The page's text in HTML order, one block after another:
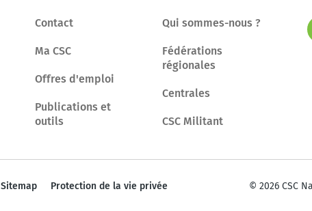
Contact
Ma CSC
Offres d'emploi
Publications et
outils
Qui sommes-nous ?
Fédérations
régionales
Centrales
CSC Militant
Sitemap Protection de la vie privée © 2026 CSC